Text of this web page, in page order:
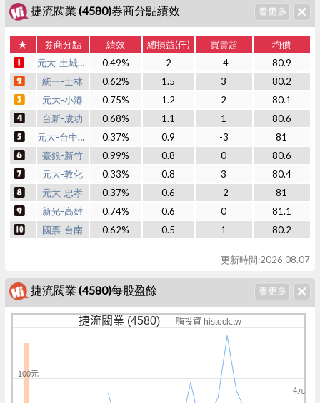
捷流閥業 (4580)券商分點績效
★ 券商分點 績效 總損益(仟) 買賣超
均價
元大-土城永寧
0.49% 2 -4
80.9
統一-士林
0.62% 1.5 3
80.2
元大-小港
0.75% 1.2 2
80.1
台新-成功
0.68% 1.1 1
80.6
元大-台中中港
0.37% 0.9 -3
81
臺銀-新竹
0.99% 0.8 0
80.6
元大-敦化
0.33% 0.8 3
80.4
元大-忠孝
0.37% 0.6 -2
81
新光-高雄
0.74% 0.6 0
81.1
國票-台南
0.62% 0.5 1 80.2
更新時間:2026.08.07
捷流閥業 (4580)每股盈餘
捷流閥業 (4580) 嗨投資 histock.tw
4元
100元